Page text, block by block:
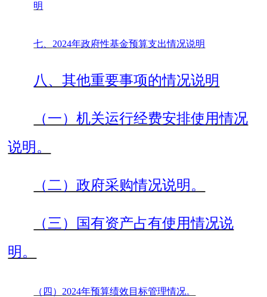
明
七、 2024年政府性基金预算支出情况说明
八、其他重要事项的情况说明
（一）机关运行经费安排使用情况
说明。
（二）政府采购情况说明。
（三）国有资产占有使用情况说
明。
（四） 2024年预算绩效目标管理情况。